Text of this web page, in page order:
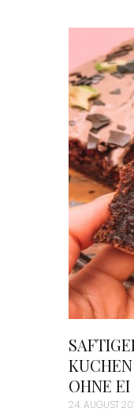
OHNE EI
24. AUGUST